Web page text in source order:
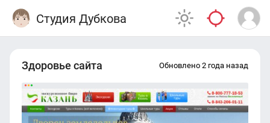
Студия Дубкова
Здоровье сайта Обновлено 2 года назад